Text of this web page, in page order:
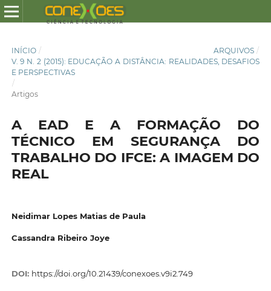
INÍCIO / ARQUIVOS /
V. 9 N. 2 (2015): EDUCAÇÃO A DISTÂNCIA: REALIDADES, DESAFIOS
E PERSPECTIVAS
/
Artigos
A EAD E A FORMAÇÃO DO
TÉCNICO EM SEGURANÇA DO
TRABALHO DO IFCE: A IMAGEM DO
REAL
Neidimar Lopes Matias de Paula
Cassandra Ribeiro Joye
DOI: https://doi.org/10.21439/conexoes.v9i2.749